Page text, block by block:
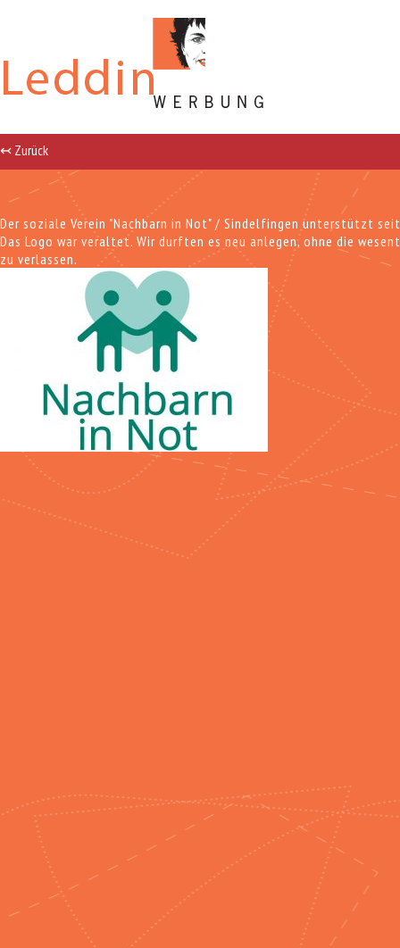
↢ Zurück
Der soziale Verein "Nachbarn in Not" / Sindelfingen unterstützt
Das Logo war veraltet. Wir durften es neu anlegen, ohne die
zu verlassen.